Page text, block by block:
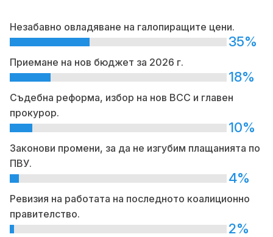
Незабавно овладяване на галопиращите цени.
35%
Приемане на нов бюджет за 2026 г.
18%
Съдебна реформа, избор на нов ВСС и главен
прокурор.
10%
Законови промени, за да не изгубим плащанията по
ПВУ.
4%
Ревизия на работата на последното коалиционно
правителство.
2%